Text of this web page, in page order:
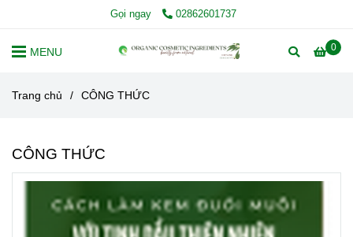
Gọi ngay 02862601737
0
MENU
Trang chủ / CÔNG THỨC
CÔNG THỨC